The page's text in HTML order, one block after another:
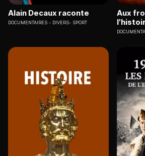
Alain Decaux raconte
DOCUMENTAIRES DIVERS- SPORT
Aux